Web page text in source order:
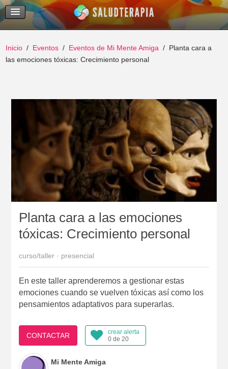
Temas Recientes
Buscar
Inicio Eventos Eventos de Mi Mente Amiga
Planta cara a
las emociones tóxicas: Crecimiento personal
Planta cara a las emociones
tóxicas: Crecimiento personal
curso/taller · presencial
En este taller aprenderemos a gestionar estas
emociones cuando se vuelven tóxicas así como los
pensamientos adaptativos para superarlas.
CONTACTAR
crear alerta
0 de 20
Mi Mente Amiga